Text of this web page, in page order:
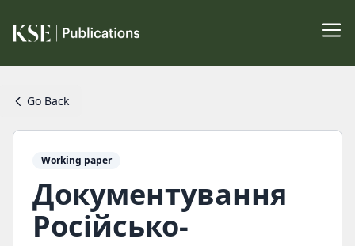
Go Back
Working paper
Документування
Російсько-